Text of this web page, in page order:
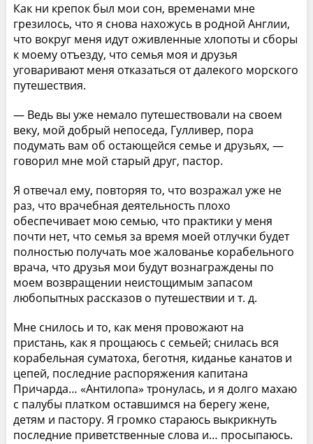
Как ни крепок был мои сон, временами мне
грезилось, что я снова нахожусь в родной Англии,
что вокруг меня идут оживленные хлопоты и сборы
к моему отъезду, что семья моя и друзья
уговаривают меня отказаться от далекого морского
путешествия.
— Ведь вы уже немало путешествовали на своем
веку, мой добрый непоседа, Гулливер, пора
подумать вам об остающейся семье и друзьях, —
говорил мне мой старый друг, пастор.
Я отвечал ему, повторяя то, что возражал уже не
раз, что врачебная деятельность плохо
обеспечивает мою семью, что практики у меня
почти нет, что семья за время моей отлучки будет
полностью получать мое жалованье корабельного
врача, что друзья мои будут вознаграждены по
моем возвращении неистощимым запасом
любопытных рассказов о путешествии и т. д.
Мне снилось и то, как меня провожают на
пристань, как я прощаюсь с семьей; снилась вся
корабельная суматоха, беготня, киданье канатов и
цепей, последние распоряжения капитана
Причарда… «Антилопа» тронулась, и я долго махаю
с палубы платком оставшимся на берегу жене,
детям и пастору. Я громко стараюсь выкрикнуть
последние приветственные слова и… просыпаюсь.